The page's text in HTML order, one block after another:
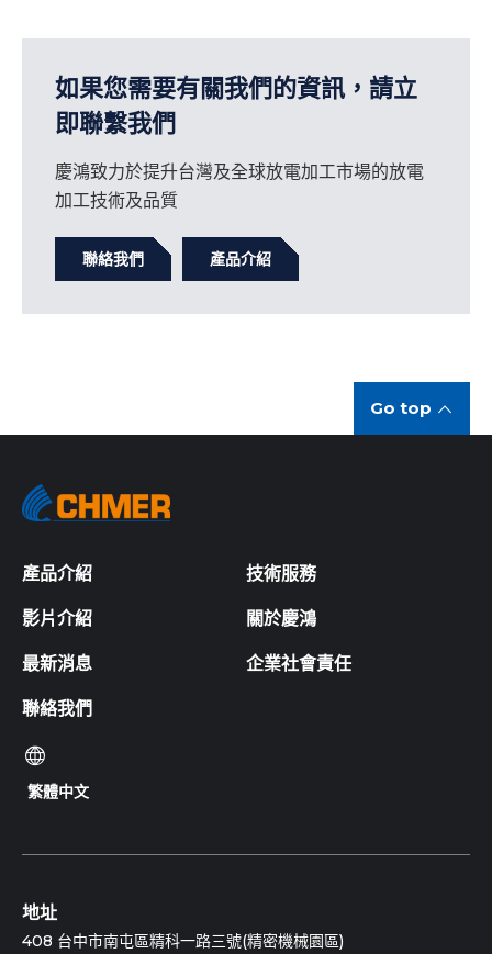
如果您需要有關我們的資訊，請立
即聯繫我們
慶鴻致力於提升台灣及全球放電加工市場的放電
加工技術及品質
聯絡我們 產品介紹
Go top
產品介紹 技術服務
影片介紹 關於慶鴻
最新消息 企業社會責任
聯絡我們
繁體中文
地址
408 台中市南屯區精科一路三號(精密機械園區)